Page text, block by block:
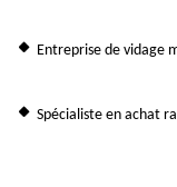
Entreprise de vidage
Spécialiste en achat